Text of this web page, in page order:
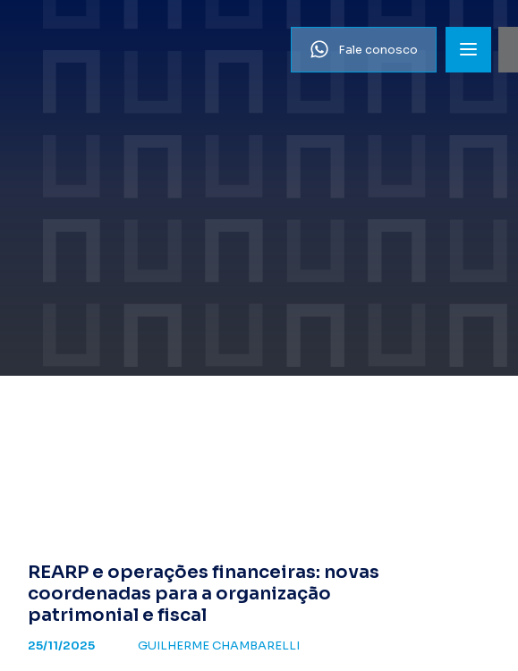
Fale conosco
REARP e operações financeiras: novas
coordenadas para a organização
patrimonial e fiscal
25/11/2025 GUILHERME CHAMBARELLI